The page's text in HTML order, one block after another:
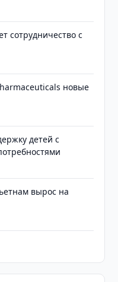
сотрудничество с
новые
детей с
вырос на